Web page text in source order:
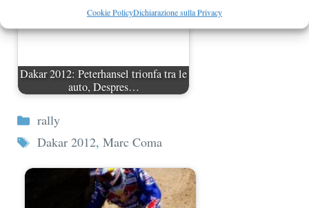
Cookie PolicyDichiarazione sulla Privacy
Dakar 2012: Peterhansel trionfa tra le
auto, Despres…
Categorie
rally
Tag
Dakar 2012, Marc Coma